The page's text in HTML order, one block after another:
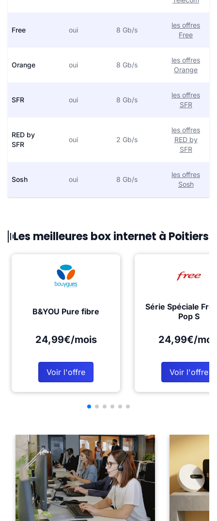
Free oui 8 Gb/s
les offres
Free
Orange oui 8 Gb/s
les offres
Orange
SFR oui 8 Gb/s
les offres
SFR
RED by
SFR
oui 2 Gb/s
les offres
RED by
SFR
Sosh oui 8 Gb/s
les offres
Sosh
Les meilleures box internet à Poitiers
B&YOU Pure fibre
24,99€/mois
Voir l'offre
Série Spéciale
Pop S
24,99€/
Voir l'offre